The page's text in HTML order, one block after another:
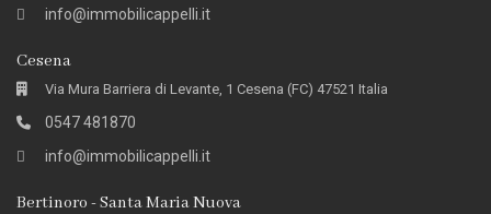
info@immobilicappelli.it
Cesena
Via Mura Barriera di Levante, 1 Cesena (FC) 47521 Italia
0547 481870
info@immobilicappelli.it
Bertinoro - Santa Maria Nuova